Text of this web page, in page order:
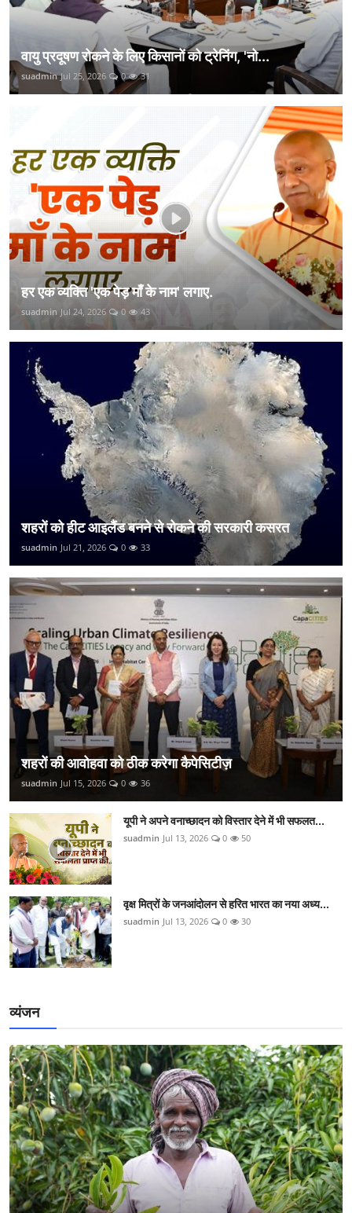
वायु प्रदूषण रोकने के लिए किसानों को ट्रेनिंग, 'नो...
suadmin Jul 25, 2026 0 31
हर एक व्यक्ति 'एक पेड़ माँ के नाम' लगाए.
suadmin Jul 24, 2026 0 43
शहरों को हीट आइलैंड बनने से रोकने की सरकारी कसरत
suadmin Jul 21, 2026 0 33
शहरों की आवोहवा को ठीक करेगा कैपेसिटीज़
suadmin Jul 15, 2026 0 36
यूपी ने अपने वनाच्छादन को विस्तार देने में भी सफलत...
suadmin Jul 13, 2026 0 50
वृक्ष मित्रों के जनआंदोलन से हरित भारत का नया अध्य...
suadmin Jul 13, 2026 0 30
व्यंजन